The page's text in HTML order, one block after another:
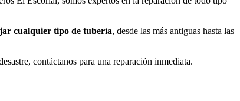
cualquier tipo de tubería, desde las más antiguas hasta las
contáctanos para una reparación inmediata.